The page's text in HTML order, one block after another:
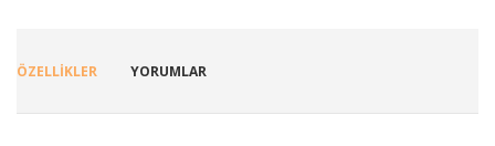
ÖZELLİKLER YORUMLAR